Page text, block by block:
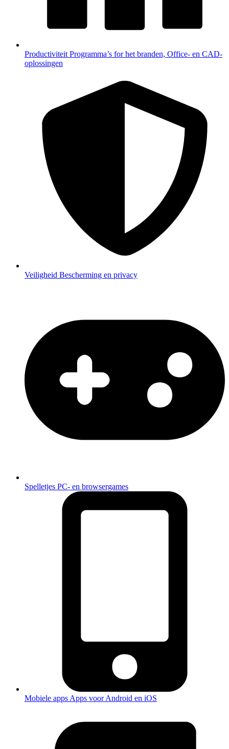
Productiviteit Programma’s for het branden, Office- en CAD-
oplossingen
Veiligheid Bescherming en privacy
Spelletjes PC- en browsergames
Mobiele apps Apps voor Android en iOS